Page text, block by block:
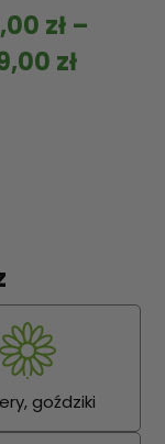
zł –
zł
goździki